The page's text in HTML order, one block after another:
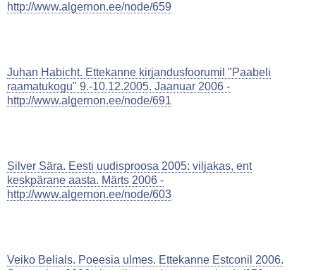
http://www.algernon.ee/node/659
Juhan Habicht. Ettekanne kirjandusfoorumil "Paabeli
raamatukogu" 9.-10.12.2005. Jaanuar 2006 -
http://www.algernon.ee/node/691
Silver Sära. Eesti uudisproosa 2005: viljakas, ent
keskpärane aasta. Märts 2006 -
http://www.algernon.ee/node/603
Veiko Belials. Poeesia ulmes. Ettekanne Estconil 2006.